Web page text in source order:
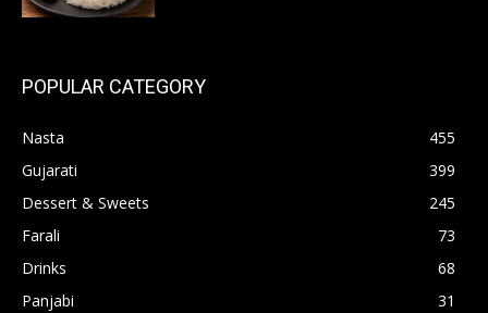
POPULAR CATEGORY
Nasta
455
Gujarati
399
Dessert & Sweets
245
Farali
73
Drinks
68
Panjabi
31